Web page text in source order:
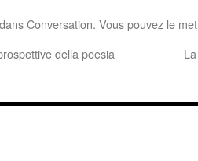
Conversation. Vous pouvez le
della poesia